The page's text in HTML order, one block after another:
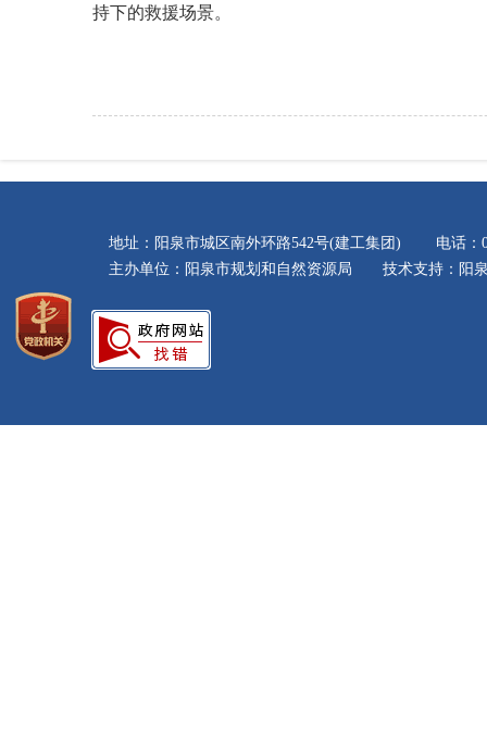
持下的救援场景。
地址：阳泉市城区南外环路542号(建工集团) 电
主办单位：阳泉市规划和自然资源局 技术支持：